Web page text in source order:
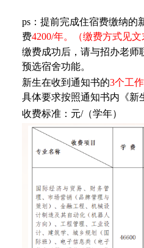
ps：提前完成住宿费缴纳的
费4200/年。（缴费方式见文
缴费成功后，请与招办老师
预选宿舍功能。
新生在收到通知书的3个工
具体要求按照通知书内《新
收费标准：元/（学年）